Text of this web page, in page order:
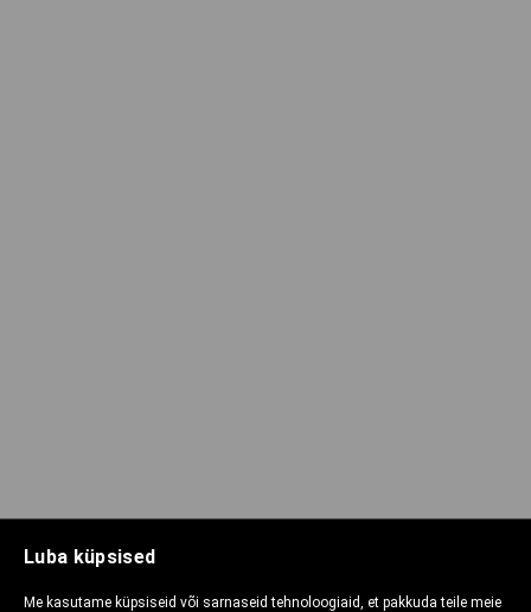
Luba küpsised
Me kasutame küpsiseid või sarnaseid tehnoloogiaid, et pakkuda teile meie